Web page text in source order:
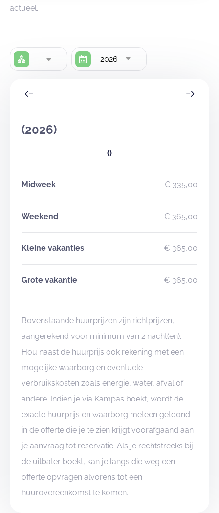
actueel.
2026
(2026)
()
Midweek € 335,00
Weekend € 365,00
Kleine vakanties € 365,00
Grote vakantie € 365,00
Bovenstaande huurprijzen zijn richtprijzen,
aangerekend voor minimum van 2 nacht(en).
Hou naast de huurprijs ook rekening met een
mogelijke waarborg en eventuele
verbruikskosten zoals energie, water, afval of
andere. Indien je via Kampas boekt, wordt de
exacte huurprijs en waarborg meteen getoond
in de offerte die je te zien krijgt voorafgaand aan
je aanvraag tot reservatie. Als je rechtstreeks bij
de uitbater boekt, kan je langs die weg een
offerte opvragen alvorens tot een
huurovereenkomst te komen.